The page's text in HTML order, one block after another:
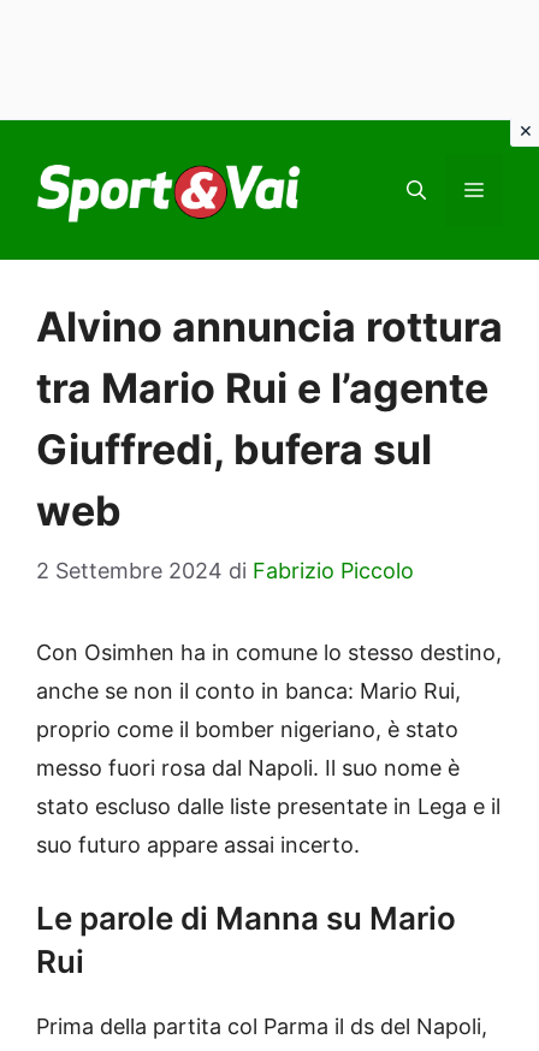
contenuto
Alvino annuncia rottura
tra Mario Rui e l’agente
Giuffredi, bufera sul
web
2 Settembre 2024 di Fabrizio Piccolo
Con Osimhen ha in comune lo stesso destino,
anche se non il conto in banca: Mario Rui,
proprio come il bomber nigeriano, è stato
messo fuori rosa dal Napoli. Il suo nome è
stato escluso dalle liste presentate in Lega e il
suo futuro appare assai incerto.
Le parole di Manna su Mario
Rui
Prima della partita col Parma il ds del Napoli,